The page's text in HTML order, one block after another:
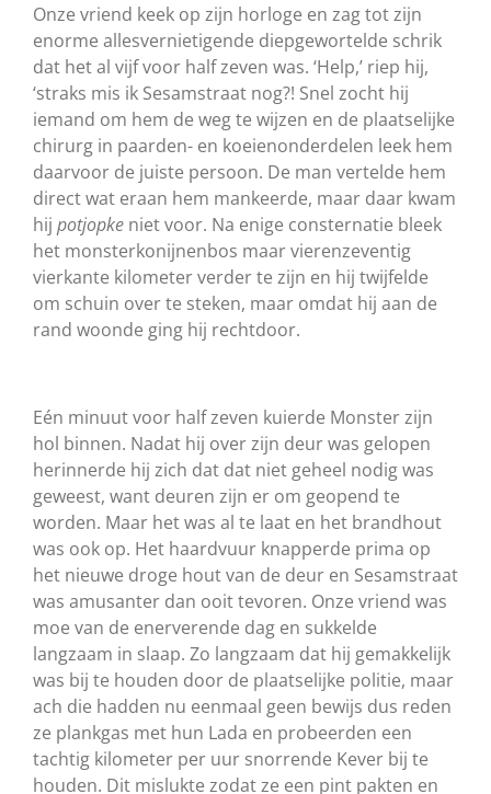
Onze vriend keek op zijn horloge en zag tot zijn
enorme allesvernietigende diepgewortelde schrik
dat het al vijf voor half zeven was. ‘Help,’ riep hij,
‘straks mis ik Sesamstraat nog?! Snel zocht hij
iemand om hem de weg te wijzen en de plaatselijke
chirurg in paarden- en koeienonderdelen leek hem
daarvoor de juiste persoon. De man vertelde hem
direct wat eraan hem mankeerde, maar daar kwam
hij potjopke niet voor. Na enige consternatie bleek
het monsterkonijnenbos maar vierenzeventig
vierkante kilometer verder te zijn en hij twijfelde
om schuin over te steken, maar omdat hij aan de
rand woonde ging hij rechtdoor.
Eén minuut voor half zeven kuierde Monster zijn
hol binnen. Nadat hij over zijn deur was gelopen
herinnerde hij zich dat dat niet geheel nodig was
geweest, want deuren zijn er om geopend te
worden. Maar het was al te laat en het brandhout
was ook op. Het haardvuur knapperde prima op
het nieuwe droge hout van de deur en Sesamstraat
was amusanter dan ooit tevoren. Onze vriend was
moe van de enerverende dag en sukkelde
langzaam in slaap. Zo langzaam dat hij gemakkelijk
was bij te houden door de plaatselijke politie, maar
ach die hadden nu eenmaal geen bewijs dus reden
ze plankgas met hun Lada en probeerden een
tachtig kilometer per uur snorrende Kever bij te
houden. Dit mislukte zodat ze een pint pakten en